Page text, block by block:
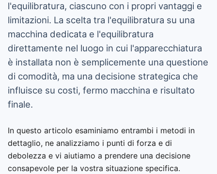
l'equilibratura, ciascuno con i propri vantaggi e
limitazioni. La scelta tra l'equilibratura su una
macchina dedicata e l'equilibratura
direttamente nel luogo in cui l'apparecchiatura
è installata non è semplicemente una questione
di comodità, ma una decisione strategica che
influisce su costi, fermo macchina e risultato
finale.
In questo articolo esaminiamo entrambi i metodi in
dettaglio, ne analizziamo i punti di forza e di
debolezza e vi aiutiamo a prendere una decisione
consapevole per la vostra situazione specifica.